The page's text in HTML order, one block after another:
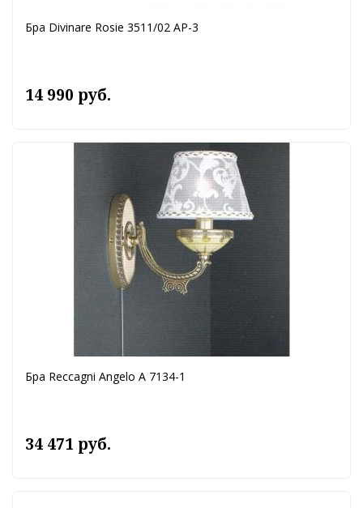
Бра Divinare Rosie 3511/02 AP-3
14 990 руб.
Бра Reccagni Angelo A 7134-1
34 471 руб.